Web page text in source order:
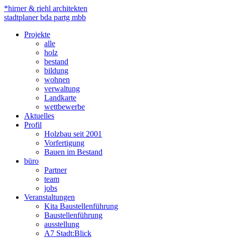
*hirner & riehl architekten
stadtplaner bda partg mbb
Projekte
alle
holz
bestand
bildung
wohnen
verwaltung
Landkarte
wettbewerbe
Aktuelles
Profil
Holzbau seit 2001
Vorfertigung
Bauen im Bestand
büro
Partner
team
jobs
Veranstaltungen
Kita Baustellenführung
Baustellenführung
ausstellung
A7 Stadt:Blick